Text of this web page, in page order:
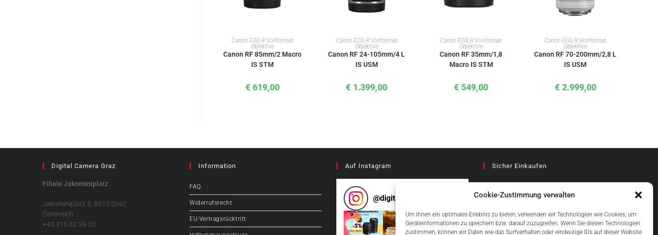
Cookie-Zustimmung verwalten
Um Ihnen ein optimales Erlebnis zu bieten, verwenden wir Technologien wie Cookies, um
Geräteinformationen zu speichern bzw. darauf zuzugreifen. Wenn Sie diesen Technologien
zustimmen, können wir Daten wie das Surfverhalten oder eindeutige IDs auf dieser Website
IN DEN WARENKORB
Canon EOS R Vollformat
Objektive
Canon RF 85mm/2 Macro
IS STM
€ 619,00
IN DEN WARENKORB
Canon EOS R Vollformat
Objektive
Canon RF 24-105mm/4 L
IS USM
€ 1.399,00
IN DEN WARENKORB
Canon EOS R Vollformat
Objektive
Canon RF 35mm/1,8
Macro IS STM
€ 549,00
IN DEN WARENKORB
Canon EOS R Vollformat
Objektive
Canon RF 70-200mm/2,8 L
IS USM
€ 2.999,00
Digital Camera Graz
Filiale Jakominiplatz
Jakominiplatz 5, 8010 Graz
Österreich
+43 316 82 99 00
Information
FAQ
Widerrufsrecht
EU-Vertragsrücktritt
Auf Instagram
@digitalcameragraz
Sicher Einkaufen